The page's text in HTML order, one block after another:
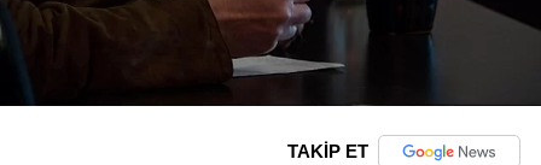
TAKİP ET